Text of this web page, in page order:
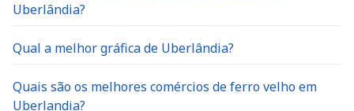
Uberlândia?
Qual a melhor gráfica de Uberlândia?
Quais são os melhores comércios de ferro velho em
Uberlandia?